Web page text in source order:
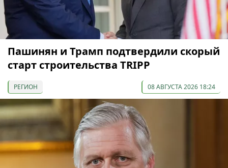
Пашинян и Трамп подтвердили скорый
старт строительства TRIPP
РЕГИОН 08 АВГУСТА 2026 18:24